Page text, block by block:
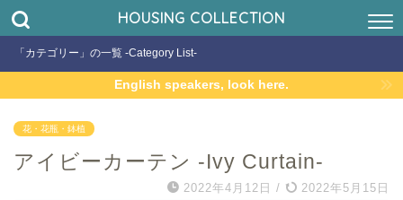
HOUSING COLLECTION
「カテゴリー」の一覧 -Category List-
English speakers, look here.
花・花瓶・鉢植
アイビーカーテン -Ivy Curtain-
2022年4月12日 / 2022年5月15日